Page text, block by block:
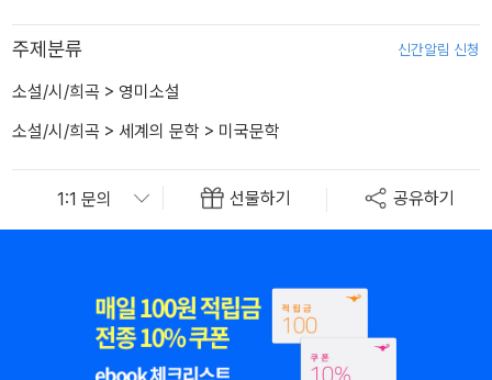
주제분류 신간알림 신청
소설/시/희곡 > 영미소설
소설/시/희곡 > 세계의 문학 > 미국문학
선물하기 공유하기